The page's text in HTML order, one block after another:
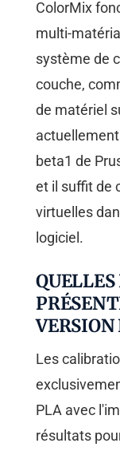
ColorMix
multi-
système de
couche,
de matériel
beta1 de
et il suffit de
virtuelles
logiciel.
VERSION
Les
PLA avec
résultats